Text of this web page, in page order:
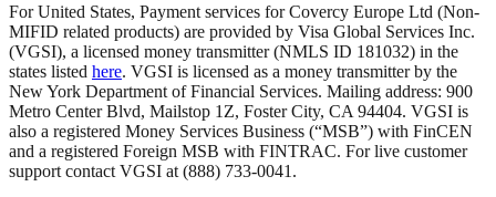
For United States, Payment services for Covercy Europe Ltd (Non-
MIFID related products) are provided by Visa Global Services Inc.
(VGSI), a licensed money transmitter (NMLS ID 181032) in the
states listed here. VGSI is licensed as a money transmitter by the
New York Department of Financial Services. Mailing address: 900
Metro Center Blvd, Mailstop 1Z, Foster City, CA 94404. VGSI is
also a registered Money Services Business (“MSB”) with FinCEN
and a registered Foreign MSB with FINTRAC. For live customer
support contact VGSI at (888) 733-0041.